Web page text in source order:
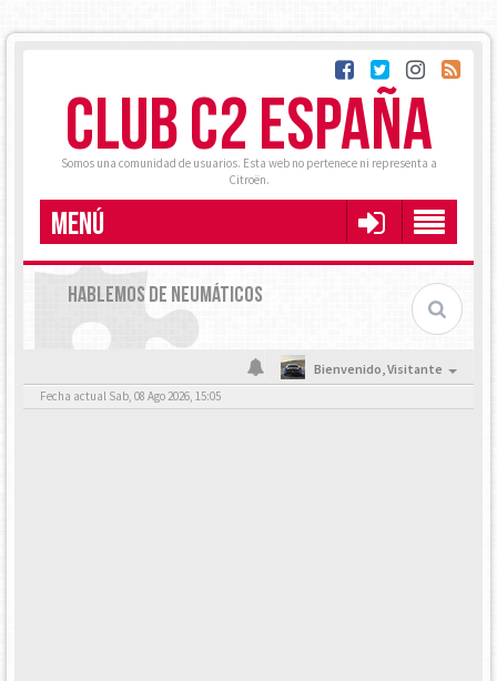
CLUB C2 ESPAÑA
Somos una comunidad de usuarios. Esta web no pertenece ni representa a
Citroën.
MENÚ
HABLEMOS DE NEUMÁTICOS
Bienvenido,Visitante
Fecha actual Sab, 08 Ago 2026, 15:05